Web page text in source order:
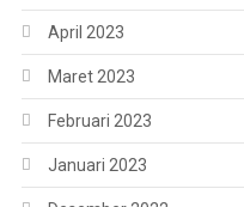
April 2023
Maret 2023
Februari 2023
Januari 2023